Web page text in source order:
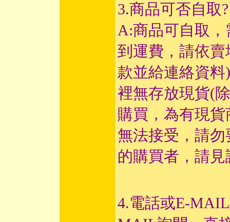
3.商品可否自取?
A:商品可自取
到運費，請依
款並給連絡資
裡無存放現貨(
購買，為有現
無法接受，請
的購買者，請見
4.電話或E-